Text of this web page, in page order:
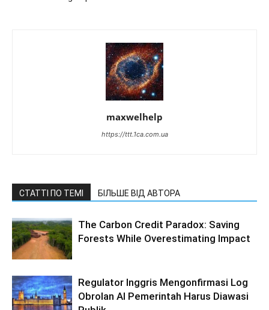
maxwelhelp
https://ttt.1ca.com.ua
СТАТТІ ПО ТЕМІ БІЛЬШЕ ВІД АВТОРА
The Carbon Credit Paradox: Saving
Forests While Overestimating Impact
Regulator Inggris Mengonfirmasi Log
Obrolan AI Pemerintah Harus Diawasi